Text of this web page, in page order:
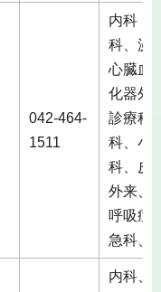
042-464-
1511
内科・
科、泌
心臓血
化器外
診療科
科、小
科、皮
外来、
呼吸症
急科、
内科、